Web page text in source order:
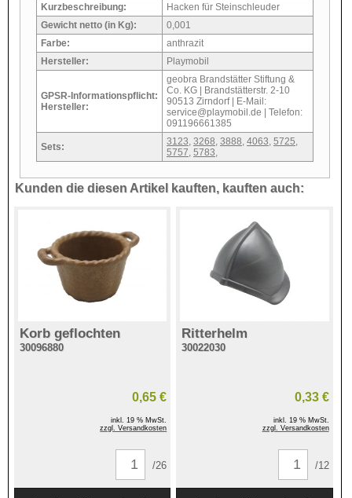
Kurzbeschreibung:
Hacken für Steinschleuder
Gewicht netto (in Kg):
0,001
Farbe:
anthrazit
Hersteller:
Playmobil
GPSR-Informationspflicht:
Hersteller:
geobra Brandstätter Stiftung &
Co. KG | Brandstätterstr. 2-10
90513 Zirndorf | E-Mail:
service@playmobil.de | Telefon:
091196661385
Sets: 3123 3268 3888 4063 5725
5757 5783
Kunden die diesen Artikel kauften, kauften auch:
Korb geflochten
30096880
0,65 €
inkl. 19 % MwSt.
zzgl. Versandkosten
/26
Ritterhelm
30022030
0,33 €
inkl. 19 % MwSt.
zzgl. Versandkosten
/12